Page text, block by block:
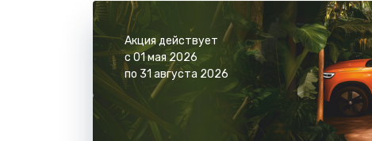
Акция действует
с 01 мая 2026
по 31 августа 2026